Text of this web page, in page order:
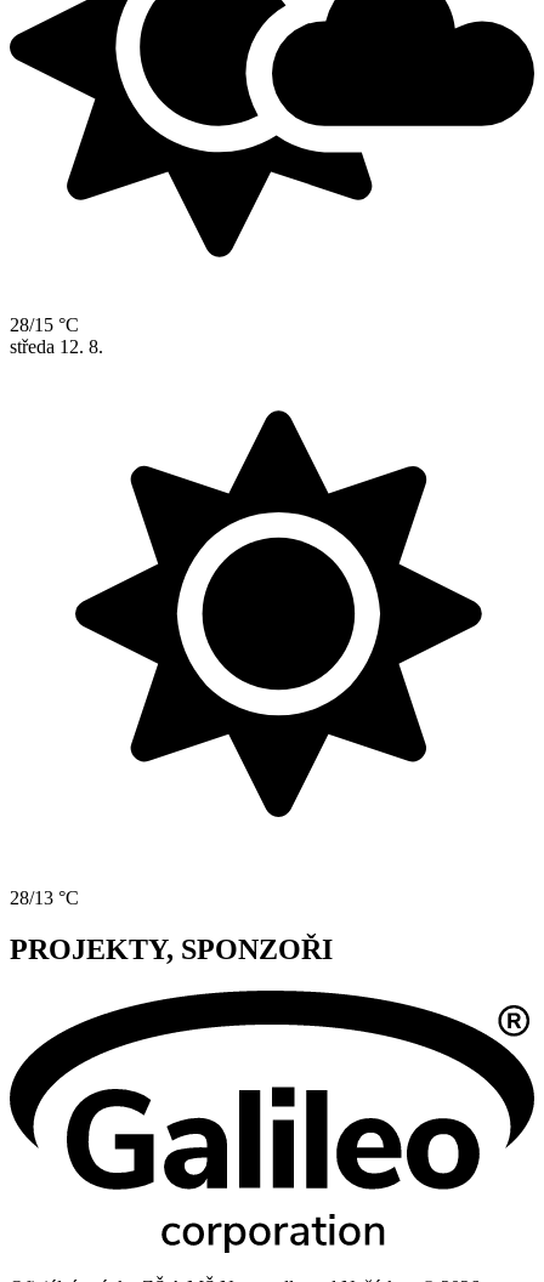
28/15 °C
středa 12. 8.
28/13 °C
PROJEKTY, SPONZOŘI